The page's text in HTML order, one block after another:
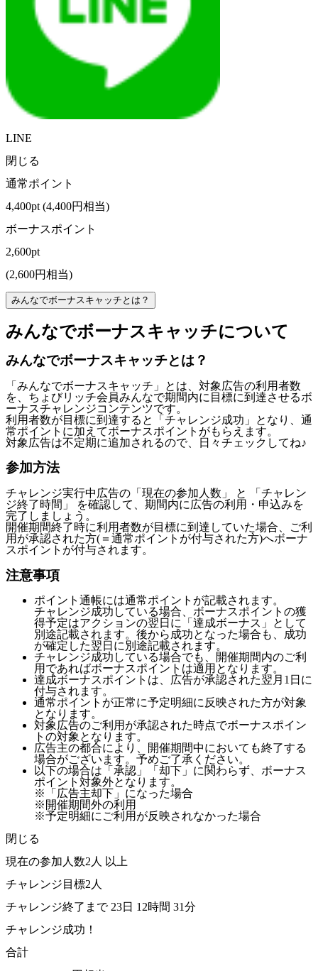
LINE
閉じる
通常ポイント
4,400pt (4,400円相当)
ボーナスポイント
2,600pt
(2,600円相当)
みんなでボーナスキャッチとは？
みんなでボーナスキャッチについて
みんなでボーナスキャッチとは？
「みんなでボーナスキャッチ」とは、 対象広告の利用者数
を、ちょびリッチ会員みんなで期間内に目標に到達させるボ
ーナスチャレンジコンテンツです。
利用者数が目標に到達すると「チャレンジ成功」となり、通
常ポイントに加えてボーナスポイントがもらえます。
対象広告は不定期に追加されるので、日々チェックしてね♪
参加方法
チャレンジ実行中広告の「現在の参加人数」 と 「チャレン
ジ終了時間」 を確認して、期間内に広告の利用・申込みを
完了しましょう。
開催期間終了時に利用者数が目標に到達していた場合、ご利
用が承認された方(＝通常ポイントが付与された方)へボーナ
スポイントが付与されます。
注意事項
ポイント通帳には通常ポイントが記載されます。
チャレンジ成功している場合、ボーナスポイントの獲
得予定はアクションの翌日に「達成ボーナス」として
別途記載されます。後から成功となった場合も、成功
が確定した翌日に別途記載されます。
チャレンジ成功している場合でも、開催期間内のご利
用であればボーナスポイントは適用となります。
達成ボーナスポイントは、広告が承認された翌月1日に
付与されます。
通常ポイントが正常に予定明細に反映された方が対象
となります。
対象広告のご利用が承認された時点でボーナスポイン
トの対象となります。
広告主の都合により、開催期間中においても終了する
場合がございます。予めご了承ください。
以下の場合は「承認」「却下」に関わらず、ボーナス
ポイント対象外となります。
※「広告主却下」になった場合
※開催期間外の利用
※予定明細にご利用が反映されなかった場合
閉じる
現在の参加人数2人 以上
チャレンジ目標2人
チャレンジ終了まで23日 12時間 31分
チャレンジ成功！
合計